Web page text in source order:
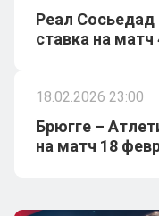
Реал Сосьедад
ставка на
18.02.2026 23:00
Брюгге –
на матч 18